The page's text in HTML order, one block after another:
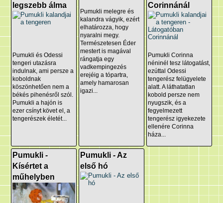
legszebb álma
Pumukli és Odessi
tengeri utazásra
indulnak, ami persze a
koboldnak
köszönhetően nem a
békés pihenésről szól.
Pumukli a hajón is
ezer csínyt követ el, a
tengerészek életét...
Pumukli melegre és
kalandra vágyik, ezért
elhatározza, hogy
nyaralni megy.
Természetesen Éder
mestert is magával
rángatja egy
vadkempingezés
erejéig a tópartra,
amely hamarosan
igazi...
Corinnánál
Pumukli Corinna
néninél tesz látogatást,
ezúttal Odessi
tengerész felügyelete
alatt. A láthatatlan
kobold persze nem
nyugszik, és a
fegyelmezett
tengerész igyekezete
ellenére Corinna
háza...
Pumukli -
Kísértet a
műhelyben
Pumukli - Az
első hó